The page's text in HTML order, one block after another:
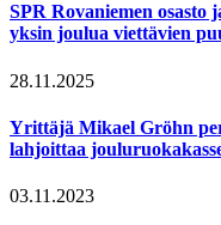
SPR Rovaniemen osasto
yksin joulua viettävien
28.11.2025
Yrittäjä Mikael Gröhn
lahjoittaa
03.11.2023